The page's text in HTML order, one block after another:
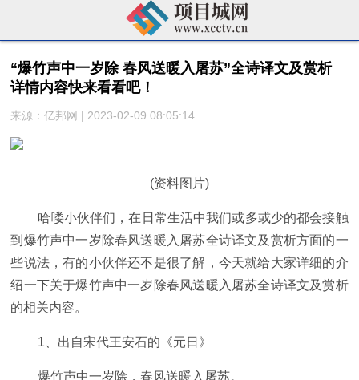
“爆竹声中一岁除 春风送暖入屠苏”全诗译文及赏析
详情内容快来看看吧！
来源：亿邦网 | 2023-02-09 08:05:14
(资料图片)
哈喽小伙伴们，在日常生活中我们或多或少的都会接触
到爆竹声中一岁除春风送暖入屠苏全诗译文及赏析方面的一
些说法，有的小伙伴还不是很了解，今天就给大家详细的介
绍一下关于爆竹声中一岁除春风送暖入屠苏全诗译文及赏析
的相关内容。
1、出自宋代王安石的《元日》
爆竹声中一岁除，春风送暖入屠苏。